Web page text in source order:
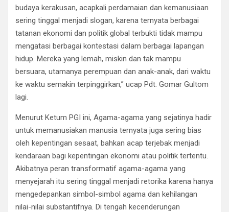
budaya kerakusan, acapkali perdamaian dan kemanusiaan
sering tinggal menjadi slogan, karena ternyata berbagai
tatanan ekonomi dan politik global terbukti tidak mampu
mengatasi berbagai kontestasi dalam berbagai lapangan
hidup. Mereka yang lemah, miskin dan tak mampu
bersuara, utamanya perempuan dan anak-anak, dari waktu
ke waktu semakin terpinggirkan,” ucap Pdt. Gomar Gultom
lagi.
Menurut Ketum PGI ini, Agama-agama yang sejatinya hadir
untuk memanusiakan manusia ternyata juga sering bias
oleh kepentingan sesaat, bahkan acap terjebak menjadi
kendaraan bagi kepentingan ekonomi atau politik tertentu.
Akibatnya peran transformatif agama-agama yang
menyejarah itu sering tinggal menjadi retorika karena hanya
mengedepankan simbol-simbol agama dan kehilangan
nilai-nilai substantifnya. Di tengah kecenderungan